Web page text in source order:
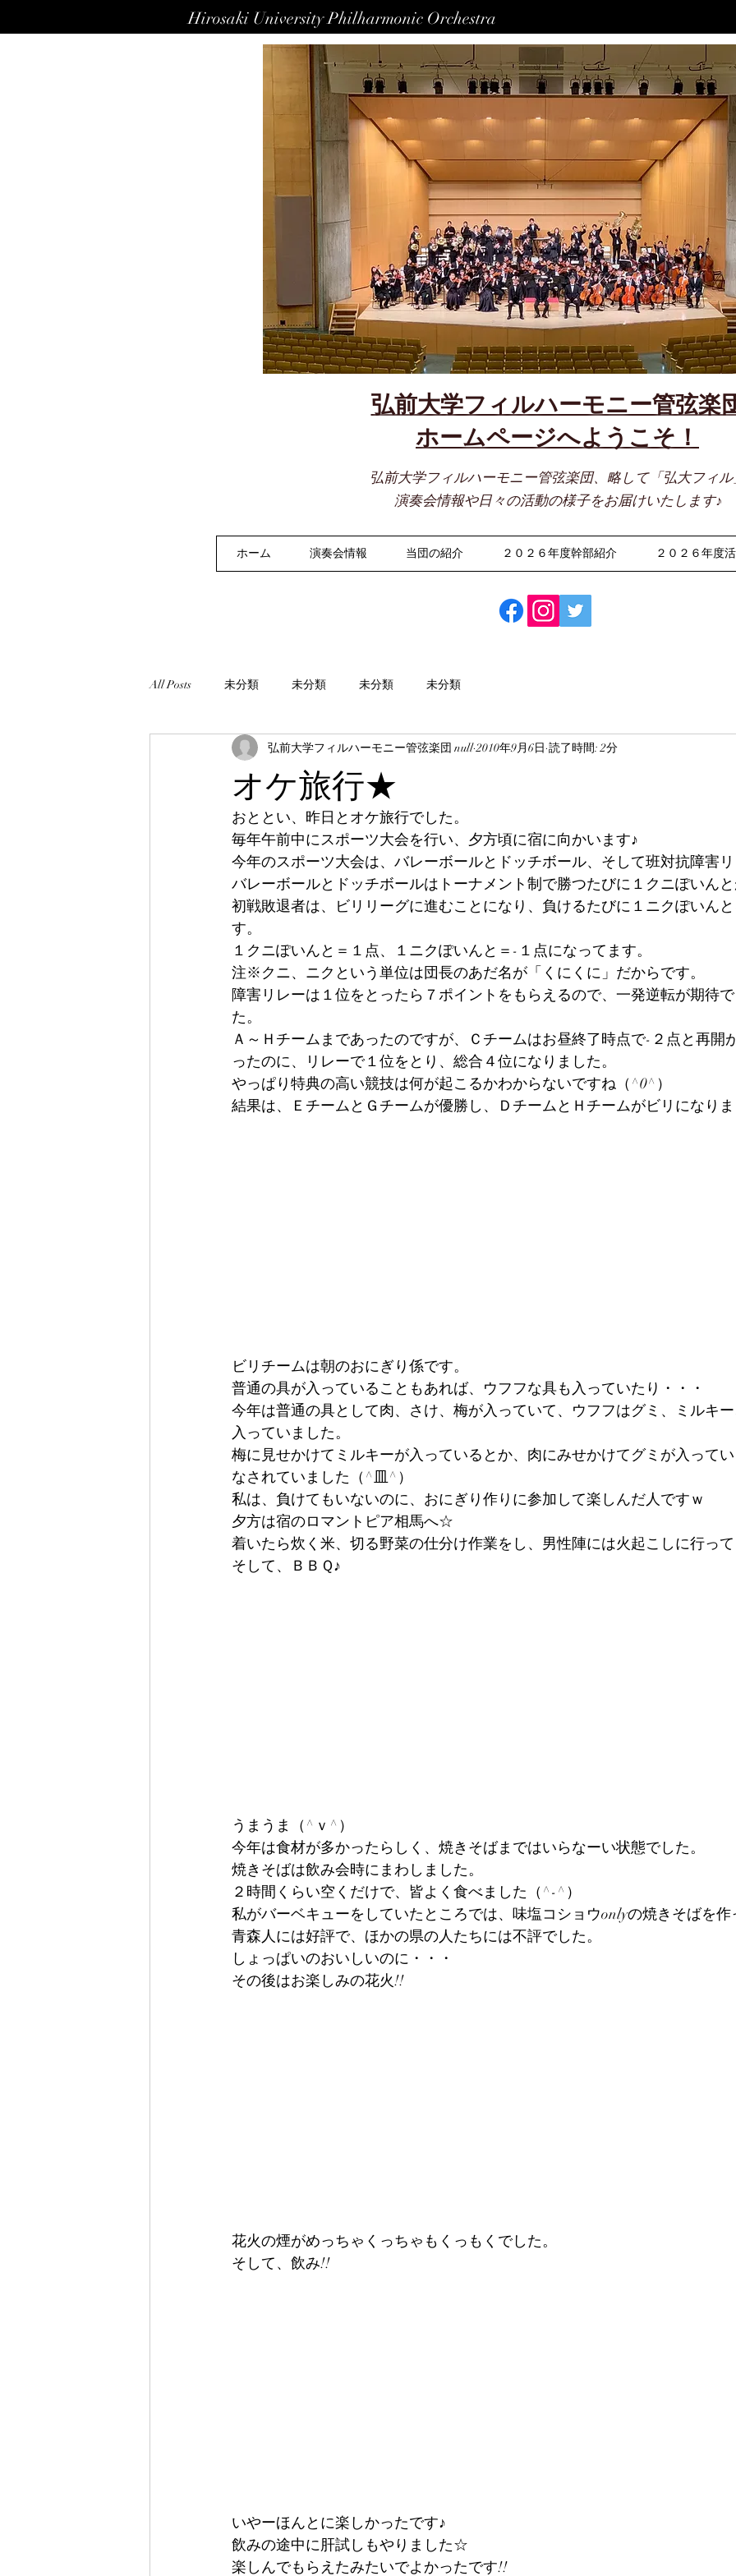
Hirosaki University Philharmonic Orchestra
弘前大学フィルハーモニー管弦楽
​ホームページへようこそ！
弘前大学フィルハーモニー管弦楽団、略して「弘大フィル
演奏会情報や日々の活動の様子をお届けいたします♪
ホーム 演奏会情報 当団の紹介 ２０２６年度幹部紹介 ２０２６年度
All Posts 未分類 未分類 未分類 未分類
オケ旅行★
弘前大学フィルハーモニー管弦楽団 null 2010年9月6日 読了時間: 2分
おととい、昨日とオケ旅行でした。
毎年午前中にスポーツ大会を行い、夕方頃に宿に向かいます♪
今年のスポーツ大会は、バレーボールとドッチボール、そして班対抗障害
バレーボールとドッチボールはトーナメント制で勝つたびに１クニぽいんと
初戦敗退者は、ビリリーグに進むことになり、負けるたびに１ニクぽいん
す。
１クニぽいんと＝１点、１ニクぽいんと＝-１点になってます。
注※クニ、ニクという単位は団長のあだ名が「くにくに」だからです。
障害リレーは１位をとったら７ポイントをもらえるので、一発逆転が期待
た。
Ａ～Ｈチームまであったのですが、Ｃチームはお昼終了時点で-２点と再開
ったのに、リレーで１位をとり、総合４位になりました。
やっぱり特典の高い競技は何が起こるかわからないですね（^0^）
結果は、ＥチームとＧチームが優勝し、ＤチームとＨチームがビリになりま
ビリチームは朝のおにぎり係です。
普通の具が入っていることもあれば、ウフフな具も入っていたり・・・
今年は普通の具として肉、さけ、梅が入っていて、ウフフはグミ、ミルキ
入っていました。
梅に見せかけてミルキーが入っているとか、肉にみせかけてグミが入って
なされていました（^皿^）
私は、負けてもいないのに、おにぎり作りに参加して楽しんだ人ですｗ
夕方は宿のロマントピア相馬へ☆
着いたら炊く米、切る野菜の仕分け作業をし、男性陣には火起こしに行っ
そして、ＢＢＱ♪
うまうま（^ｖ^）
今年は食材が多かったらしく、焼きそばまではいらなーい状態でした。
焼きそばは飲み会時にまわしました。
２時間くらい空くだけで、皆よく食べました（^-^）
私がバーベキューをしていたところでは、味塩コショウonlyの焼きそばを作
青森人には好評で、ほかの県の人たちには不評でした。
しょっぱいのおいしいのに・・・
その後はお楽しみの花火!!
花火の煙がめっちゃくっちゃもくっもくでした。
そして、飲み!!
いやーほんとに楽しかったです♪
飲みの途中に肝試しもやりました☆
楽しんでもらえたみたいでよかったです!!